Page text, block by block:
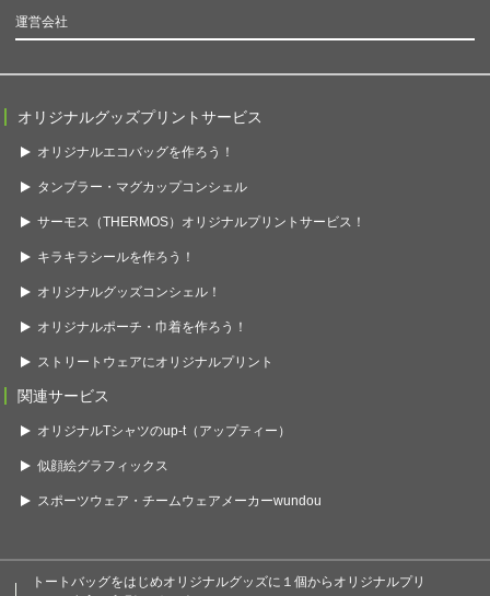
運営会社
オリジナルグッズプリントサービス
オリジナルエコバッグを作ろう！
タンブラー・マグカップコンシェル
サーモス（THERMOS）オリジナルプリントサービス！
キラキラシールを作ろう！
オリジナルグッズコンシェル！
オリジナルポーチ・巾着を作ろう！
ストリートウェアにオリジナルプリント
関連サービス
オリジナルTシャツのup-t（アップティー）
似顔絵グラフィックス
スポーツウェア・チームウェアメーカーwundou
トートバッグをはじめオリジナルグッズに１個からオリジナルプリ